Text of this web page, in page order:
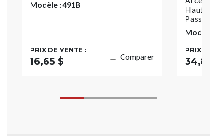
Modèle : 491B
PRIX DE VENTE :
16,65 $ Comparer
Passe-
Modèle
PRIX DE
34,89